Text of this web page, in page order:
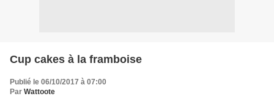
Cup cakes à la framboise
Publié le 06/10/2017 à 07:00
Par Wattoote